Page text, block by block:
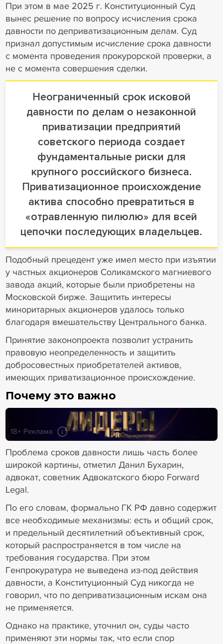
При этом в мае 2025 г. Конституционный Суд
вынес решение по вопросу исчисления срока
давности по деприватизационным делам. Суд
признал допустимым исчисление срока давности
с момента проведения прокурорской проверки, а
не с момента совершения сделки.
Неограниченный срок исковой
давности по делам о незаконной
приватизации предприятий
советского периода создает
фундаментальные риски для
крупного российского бизнеса.
Приватизационное происхождение
актива способно превратиться в
«отравленную пилюлю» для всей
цепочки последующих владельцев.
Подобный прецедент уже имел место при изъятии
у частных акционеров Соликамского магниевого
завода акций, которые были приобретены на
Московской бирже. Защитить интересы
миноритарных акционеров удалось только
благодаря вмешательству Центрального банка.
Принятие законопроекта позволит устранить
правовую неопределенность и защитить
добросовестных приобретателей активов,
имеющих приватизационное происхождение.
Почему это важно
18+ Реклама
Проблема сроков давности лишь часть более
широкой картины, отметил Данил Бухарин,
адвокат, советник Адвокатского бюро Forward
Legal.
По его словам, формально ГК РФ давно содержит
все необходимые механизмы: есть и общий срок,
и предельный десяти­летний объективный срок,
который распространяется в том числе на
требования государства. При этом
Генпрокуратура не выведена из-под действия
давности, а Конституционный Суд никогда не
говорил, что по деприватизационным искам она
не применяется.
Однако на практике, уточнил он, суды часто
применяют эти нормы так, что если спор